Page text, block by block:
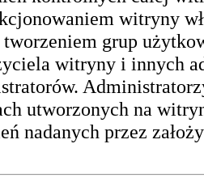
witryny
grup
witryny i innych
utworzonych na
nadanych przez